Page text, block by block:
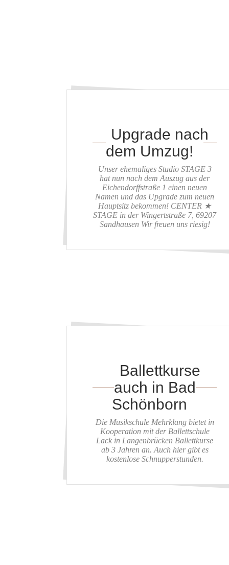
Upgrade nach
dem Umzug!
Unser ehemaliges Studio STAGE 3
hat nun nach dem Auszug aus der
Eichendorffstraße 1 einen neuen
Namen und das Upgrade zum neuen
Hauptsitz bekommen! CENTER ★
STAGE in der Wingertstraße 7, 69207
Sandhausen Wir freuen uns riesig!
Ballettkurse
auch in Bad
Schönborn
Die Musikschule Mehrklang bietet in
Kooperation mit der Ballettschule
Lack in Langenbrücken Ballettkurse
ab 3 Jahren an. Auch hier gibt es
kostenlose Schnupperstunden.